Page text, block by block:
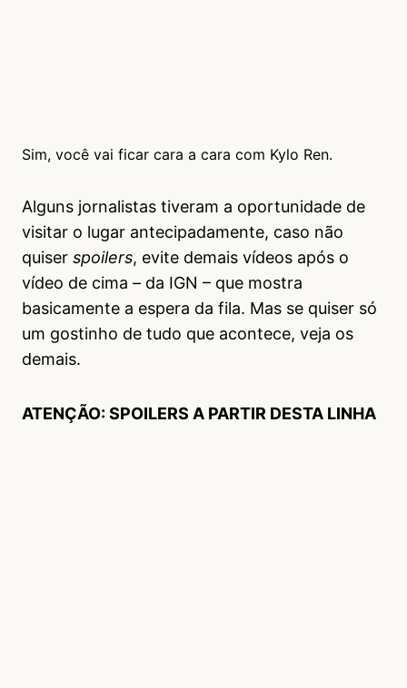
Sim, você vai ficar cara a cara com Kylo Ren.
Alguns jornalistas tiveram a oportunidade de
visitar o lugar antecipadamente, caso não
quiser spoilers, evite demais vídeos após o
vídeo de cima – da IGN – que mostra
basicamente a espera da fila. Mas se quiser só
um gostinho de tudo que acontece, veja os
demais.
ATENÇÃO: SPOILERS A PARTIR DESTA LINHA